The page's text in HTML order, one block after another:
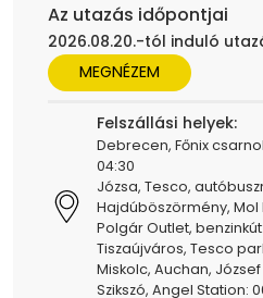
Az utazás időpontjai
2026.08.20.-tól induló
MEGNÉZEM
Felszállási helyek:
Debrecen, Főnix
04:30
Józsa, Tesco,
Hajdúböszörmény, Mol
Polgár Outlet,
Tiszaújváros, Tesco
Miskolc, Auchan, József
Szikszó, Angel Station: